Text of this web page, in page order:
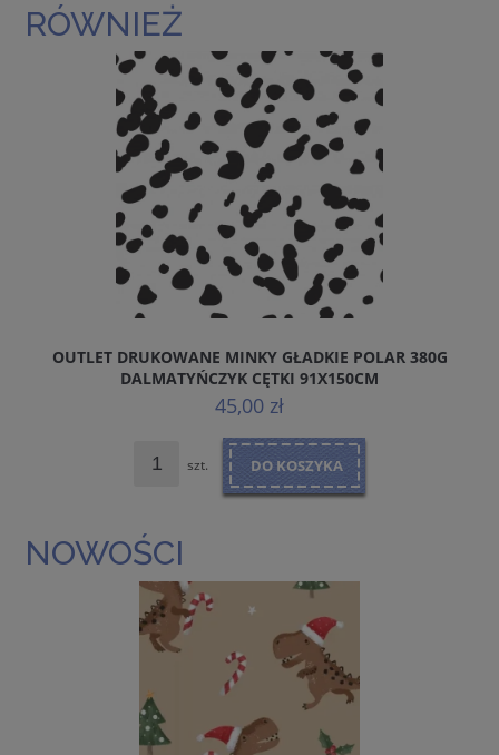
RÓWNIEŻ
OUTLET DRUKOWANE MINKY GŁADKIE POLAR 380G
DALMATYŃCZYK CĘTKI 91X150CM
45,00 zł
szt. DO KOSZYKA
NOWOŚCI